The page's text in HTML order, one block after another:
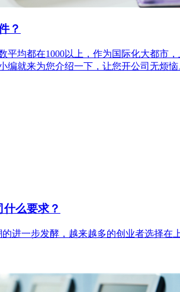
？
平均都在1000以上，作为国际化大都市
就来为您介绍一下，让您开公司无烦恼
么要求？
的进一步发酵，越来越多的创业者选择